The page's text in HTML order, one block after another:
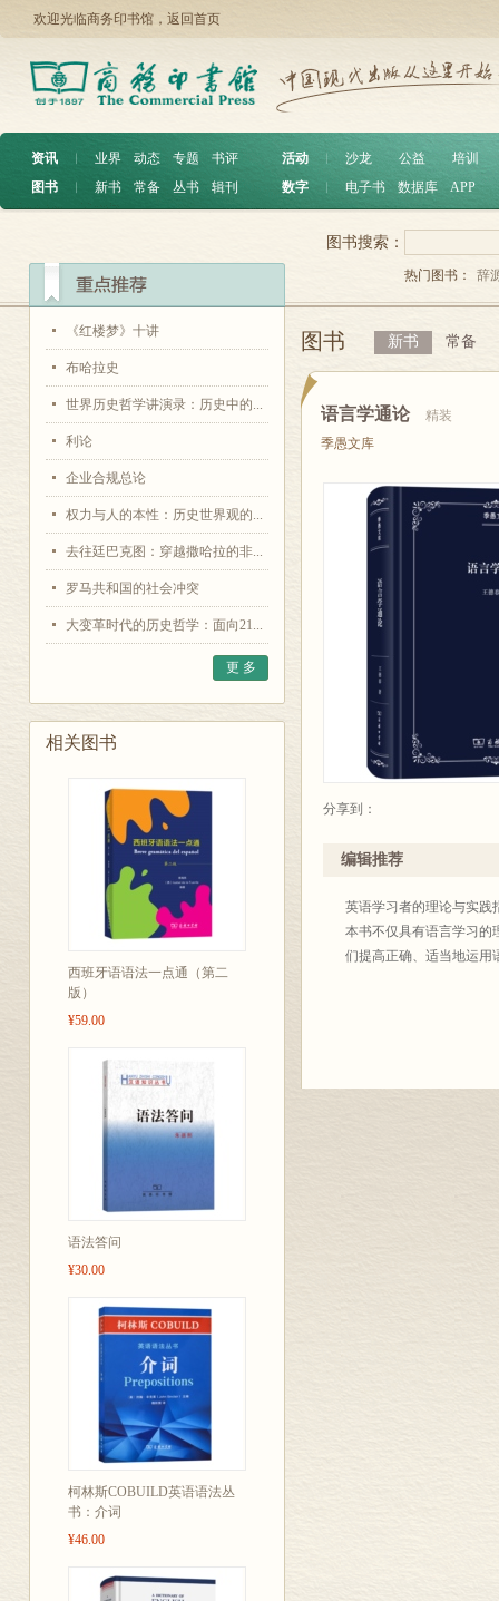
欢迎光临商务印书馆， 返回首页
资讯 ︱ 业界 动态 专题
书评
图书
︱ 新书 常备 丛书 辑刊
活动 沙龙 公益
培训
数字
电子书 数据库 APP
《红楼梦》十讲
布哈拉史
世界历史哲学讲演录：历史中的...
利论
企业合规总论
权力与人的本性：历史世界观的...
去往廷巴克图：穿越撒哈拉的非...
罗马共和国的社会冲突
大变革时代的历史哲学：面向21...
更 多
相关图书
西班牙语语法一点通（第二
版）
¥59.00
语法答问
¥30.00
柯林斯COBUILD英语语法丛
书：介词
¥46.00
图书搜索：
热门图书： 辞
图书 新书 常备
语言学通论
精装
季愚文库
分享到：
编辑推荐
英语学习者的理论与实践
本书不仅具有语言学习的
们提高正确、适当地运用